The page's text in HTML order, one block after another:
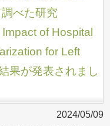
べた研究
of Hospital
for Left
果が発表されまし
2024/05/09